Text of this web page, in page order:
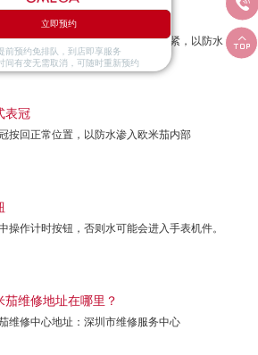
沉浸在水中之前，请确定表冠已拧紧，以防水
内部。
表冠
按回正常位置，以防水渗入欧米茄内部
操作计时按钮，否则水可能会进入手表机件。
茄维修地址在哪里？
维修中心地址：深圳市维修服务中心

立即预约
前预约免排队，到店即享服务
间有变无需取消，可随时重新预约